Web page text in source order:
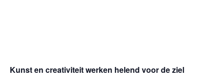
Kunst en creativiteit werken helend voor de ziel